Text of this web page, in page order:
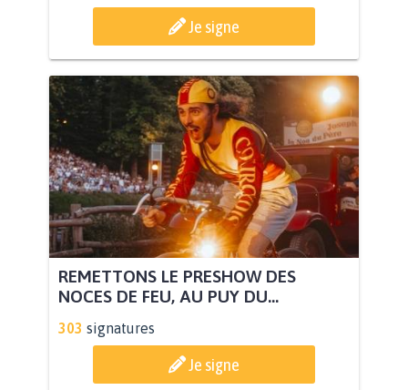
Je signe
REMETTONS LE PRESHOW DES
NOCES DE FEU, AU PUY DU...
303 signatures
Je signe